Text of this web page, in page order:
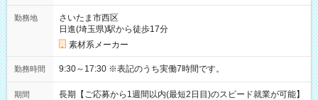
勤務地
さいたま市西区
日進(埼玉県)駅から徒歩17分
素材系メーカー
勤務時間 9:30～17:30 ※表記のうち実働7時間です。
期間
長期【ご応募から1週間以内(最短2日目)のスピード就業が可能】